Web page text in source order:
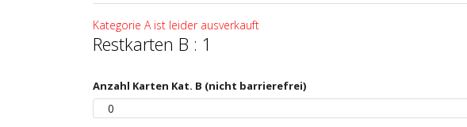
Kategorie A ist leider ausverkauft
Restkarten B : 1
Anzahl Karten Kat. B (nicht barrierefrei)